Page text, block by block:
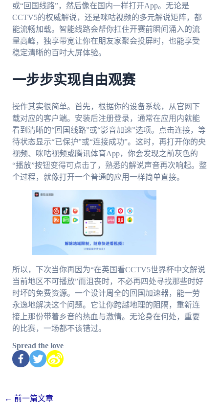
或“回国线路”，然后像在国内一样打开App。无论是
CCTV5的权威解说，还是咪咕视频的多元解说矩阵，都
能流畅加载。智能线路会帮你扛住开赛前瞬间涌入的流
量高峰，独享带宽让你在朋友家聚会投屏时，也能享受
稳定清晰的百吋大屏体验。
一步步实现自由观赛
操作其实很简单。首先，根据你的设备系统，从官网下
载对应的客户端。安装后注册登录，通常在应用内就能
看到清晰的“回国线路”或“影音加速”选项。点击连接，等
待状态显示“已保护”或“连接成功”。这时，再打开你的央
视频、咪咕视频或腾讯体育App，你会发现之前灰色的
“播放”按钮变得可点击了，熟悉的解说声音再次响起。整
个过程，就像打开一个普通的应用一样简单直接。
所以，下次当你再因为“在英国看CCTV5世界杯中文解说
当前地区不可播放”而沮丧时，不必再四处寻找那些时好
时坏的免费资源。一个设计周全的回国加速器，能一劳
永逸地解决这个问题。它让你跨越地理的阻隔，重新连
接上那份带着乡音的热血与激情。无论身在何处，重要
的比赛，一场都不该错过。
Spread the love
← 前一篇文章